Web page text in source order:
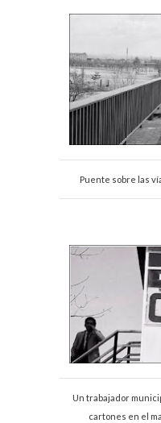
Puente sobre las
Un trabajador
cartones en el